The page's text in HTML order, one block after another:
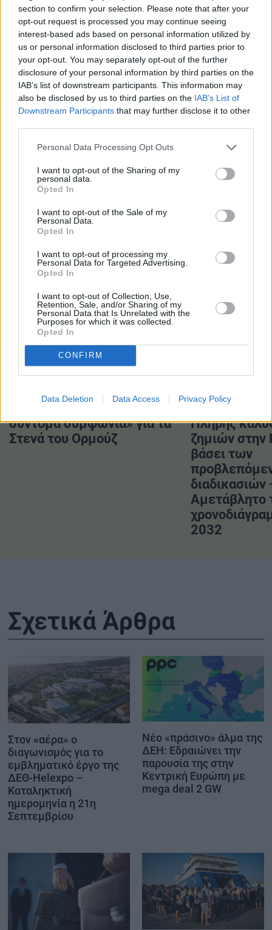
section to confirm your selection. Please note that after your
opt-out request is processed you may continue seeing
interest-based ads based on personal information utilized by
us or personal information disclosed to third parties prior to
your opt-out. You may separately opt-out of the further
disclosure of your personal information by third parties on the
IAB’s list of downstream participants. This information may
also be disclosed by us to third parties on the IAB’s List of
Downstream Participants that may further disclose it to other
Personal Data Processing Opt Outs
I want to opt-out of the Sharing of my
personal data.
Opted In
I want to opt-out of the Sale of my
Personal Data.
Opted In
I want to opt-out of processing my
Personal Data for Targeted Advertising.
Opted In
I want to opt-out of Collection, Use,
Retention, Sale, and/or Sharing of my
Personal Data that Is Unrelated with the
Purposes for which it was collected.
Opted In
CONFIRM
Data Deletion Data Access Privacy Policy
κρατικών επιδοτήσεων για την αγορά τους, ιδιαίτερα
μετά την κατάργηση τέτοιων επιδοτήσεων στη Γερμανία.
Επέστησε επίσης την προσοχή στην αργή ανάπτυξη της
υποδομής φόρτισης.
Ο επικεφαλής της Renaultκάλεσε τις ευρωπαϊκές αρχές
και τους θεσμούς να επιδείξουν ευελιξίακαι να μην
τιμωρούν τους κατασκευαστές με πρόστιμα,
σημειώνοντας ότι χωρίς αύξηση στις πωλήσεις
εργοστάσια μπαταριών έλξης, θα κινδυνεύσουν επίσης.
#Ευρώπη
#Ηλεκτρικά αυτοκίνητα
ΔΙΑΒΑΣΤΕ ΕΠΙΣΗΣ
ΗΠΑ: «Αναμένεται
σύντομα συμφωνία» για τα
Στενά του Ορμούζ
Ν. Ταχιάος
Πλήρης
ζημιών στην
βάσει των
διαδικασιών
Αμετάβλητο
2032
Σχετικά Άρθρα
Στον «αέρα» ο
διαγωνισμός για το
εμβληματικό έργο της
ΔΕΘ-Helexpo –
Καταληκτική
ημερομηνία η 21η
Σεπτεμβρίου
Νέο «πράσινο» άλμα της
ΔΕΗ: Εδραιώνει την
παρουσία της στην
Κεντρική Ευρώπη με
mega deal 2 GW